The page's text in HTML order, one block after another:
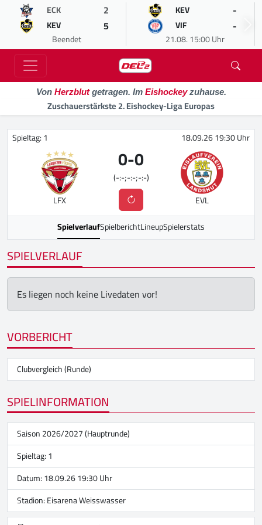
ECK 2
KEV 5
Beendet
KEV -
VIF -
21.08. 15:00 Uhr
Von Herzblutgetragen. Im Eishockeyzuhause.
Zuschauerstärkste 2. Eishockey-Liga Europas
Spieltag: 1 18.09.26 19:30 Uhr
LFX
0-0
(-:-;-:-;-:-)
EVL
SpielverlaufSpielberichtLineupSpielerstats
SPIELVERLAUF
Es liegen noch keine Livedaten vor!
VORBERICHT
Clubvergleich (Runde)
SPIELINFORMATION
Saison 2026/2027 (Hauptrunde)
Spieltag: 1
Datum: 18.09.26 19:30 Uhr
Stadion:Eisarena Weisswasser